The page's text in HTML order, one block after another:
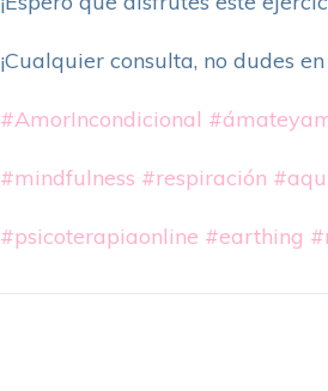
¡Cualquier consulta, no dudes
#AmorIncondicional
#mindfulness #respiración
#psicoterapiaonline #earthing